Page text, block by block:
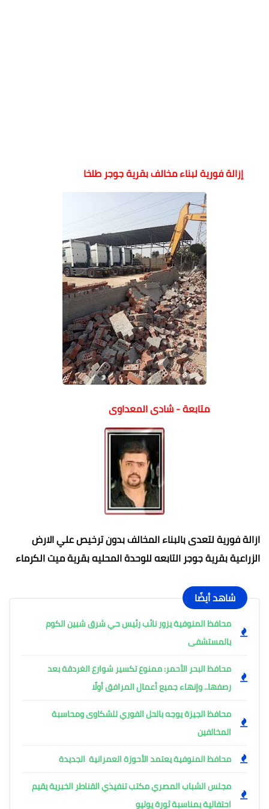
إزالة فورية لبناء مخالف بقرية جوجر طلخا
متابعة - شادى المعداوى
ازالة فورية لتعدى بالبناء المخالف بدون ترخيص علي الارض
الزراعية بقرية جوجر التابعه للوحدة المحليه بقرية ميت الكرماء
شاهد أيضًا
محافظ المنوفية يزور نائب رئيس حي شرق شبين الكوم
بالمستشفى
محافظ البحر الأحمر: ممنوع تكسير شوارع الغردقة بعد
رصفها.. وإنهاء جميع أعمال المرافق أولًا
محافظ الجيزة يوجه بالحل الفوري للشكاوى ومحاسبة
المخالفين
محافظ المنوفية يعتمد الأحوزة العمرانية الجديدة
مجلس الشباب المصري مكتب تنفيذي القناطر الخبرية يقيم
احتفالية بمناسبة ثورة يوليو